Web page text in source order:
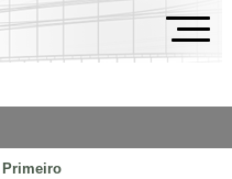
Primeiro